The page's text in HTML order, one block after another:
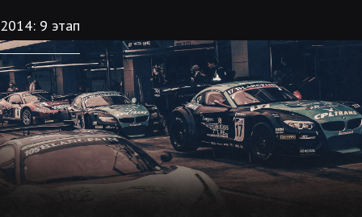
2014: 9 этап